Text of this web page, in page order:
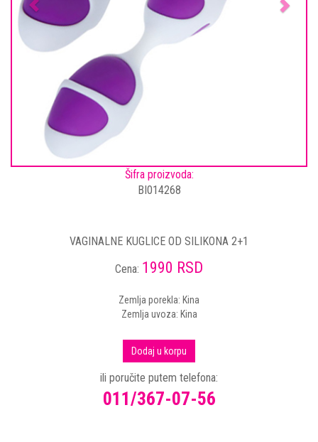
Šifra proizvoda:
BI014268
VAGINALNE KUGLICE OD SILIKONA 2+1
Cena: 1990 RSD
Zemlja porekla: Kina
Zemlja uvoza: Kina
Dodaj u korpu
ili poručite putem telefona:
011/367-07-56